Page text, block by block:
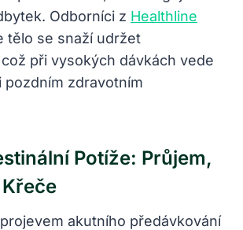
Odborníci z Healthline
tělo se snaží udržet
při vysokých dávkách vede
pozdním zdravotním
Potíže: Průjem,
akutního předávkování